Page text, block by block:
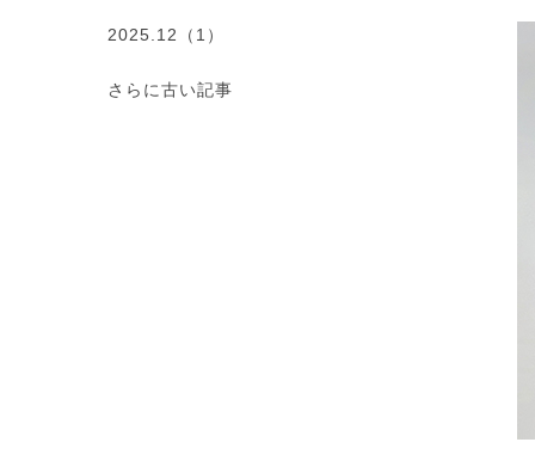
2025.12（1）
さらに古い記事